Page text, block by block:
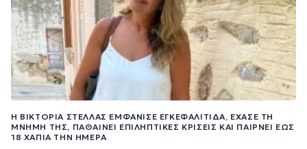
Η ΒΙΚΤΌΡΙΑ ΣΤΈΛΛΑΣ ΕΜΦΆΝΙΣΕ ΕΓΚΕΦΑΛΊΤΙΔΑ, ΈΧΑΣΕ ΤΗ
ΜΝΉΜΗ ΤΗΣ, ΠΑΘΑΊΝΕΙ ΕΠΙΛΗΠΤΙΚΈΣ ΚΡΊΣΕΙΣ ΚΑΙ ΠΑΊΡΝΕΙ ΈΩΣ
18 ΧΆΠΙΑ ΤΗΝ ΗΜΈΡΑ